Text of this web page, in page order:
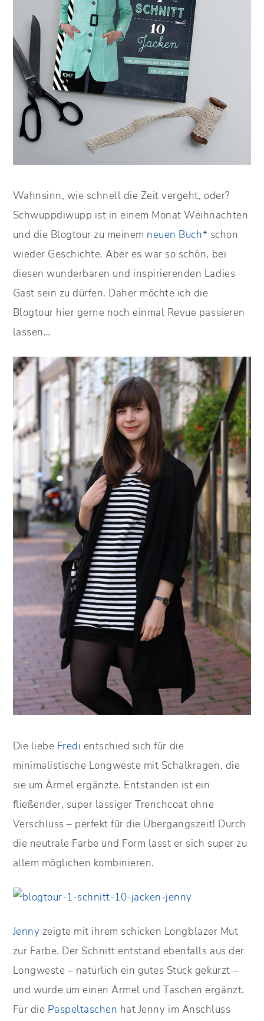
Wahnsinn, wie schnell die Zeit vergeht, oder?
Schwuppdiwupp ist in einem Monat Weihnachten
und die Blogtour zu meinem neuen Buch* schon
wieder Geschichte. Aber es war so schön, bei
diesen wunderbaren und inspirierenden Ladies
Gast sein zu dürfen. Daher möchte ich die
Blogtour hier gerne noch einmal Revue passieren
lassen…
Die liebe Fredi entschied sich für die
minimalistische Longweste mit Schalkragen, die
sie um Ärmel ergänzte. Entstanden ist ein
fließender, super lässiger Trenchcoat ohne
Verschluss – perfekt für die Übergangszeit! Durch
die neutrale Farbe und Form lässt er sich super zu
allem möglichen kombinieren.
Jenny zeigte mit ihrem schicken Longblazer Mut
zur Farbe. Der Schnitt entstand ebenfalls aus der
Longweste – natürlich ein gutes Stück gekürzt –
und wurde um einen Ärmel und Taschen ergänzt.
Für die Paspeltaschen hat Jenny im Anschluss